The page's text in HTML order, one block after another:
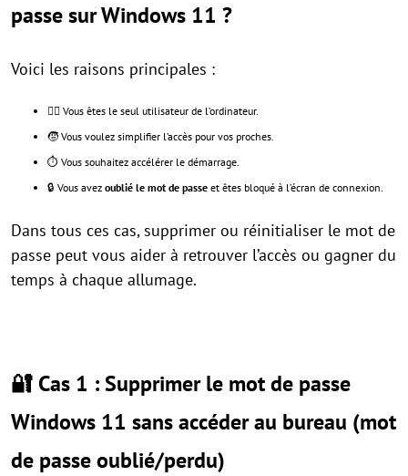
passe sur Windows 11 ?
Voici les raisons principales :
🧍‍♂️ Vous êtes le seul utilisateur de l’ordinateur.
🧒 Vous voulez simplifier l’accès pour vos proches.
⏱️ Vous souhaitez accélérer le démarrage.
🔒 Vous avez oublié le mot de passe et êtes bloqué à l’écran de connexion.
Dans tous ces cas, supprimer ou réinitialiser le mot de
passe peut vous aider à retrouver l’accès ou gagner du
temps à chaque allumage.
🔐 Cas 1 : Supprimer le mot de passe
Windows 11 sans accéder au bureau (mot
de passe oublié/perdu)